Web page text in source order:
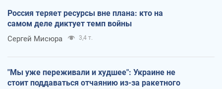
Россия теряет ресурсы вне плана: кто на
самом деле диктует темп войны
Сергей Мисюра 3,4 т.
"Мы уже переживали и худшее": Украине не
стоит поддаваться отчаянию из-за ракетного